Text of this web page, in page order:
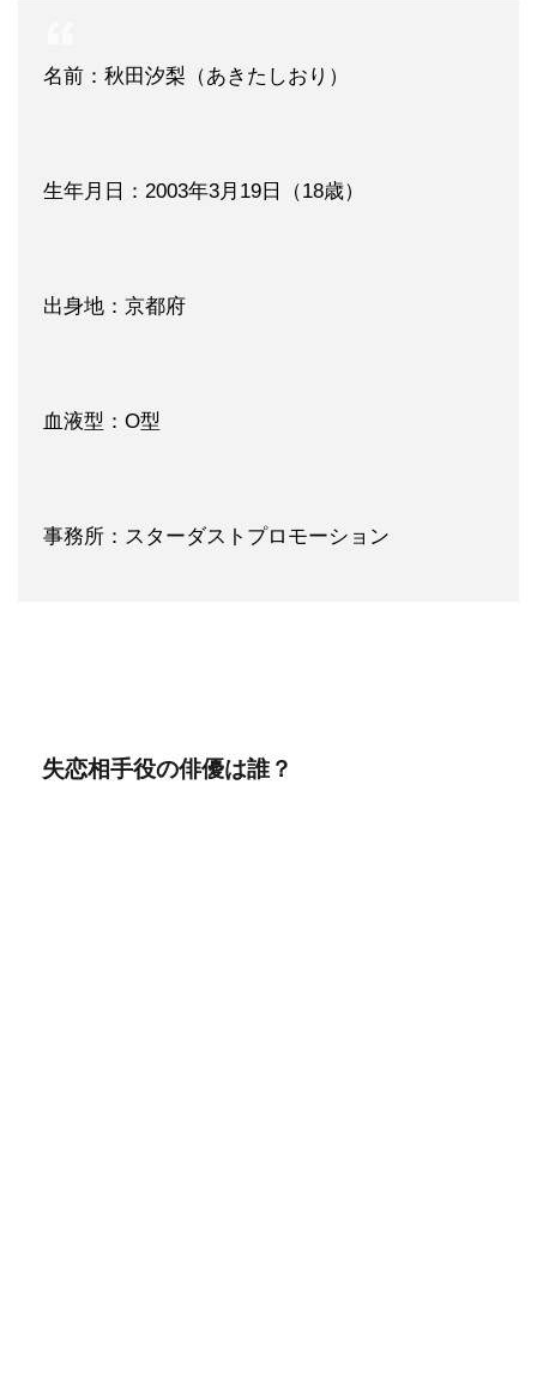
名前：秋田汐梨（あきたしおり）
生年月日：2003年3月19日（18歳）
出身地：京都府
血液型：O型
事務所：スターダストプロモーション
失恋相手役の俳優は誰？